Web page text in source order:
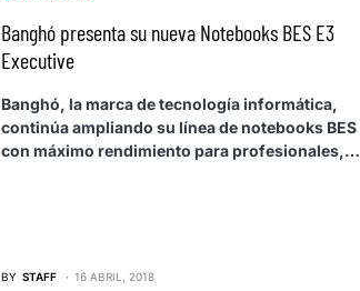
Banghó presenta su nueva Notebooks BES E3
Executive
Banghó, la marca de tecnología informática,
continúa ampliando su línea de notebooks BES
con máximo rendimiento para profesionales,…
BY STAFF 16 ABRIL, 2018